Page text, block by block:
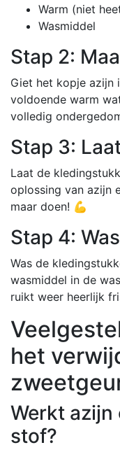
Warm (niet
Wasmiddel
Stap 2:
Giet het kopje azijn
voldoende warm
volledig
Stap 3:
Laat de
oplossing van azijn
maar doen! 💪
Stap 4:
Was de
wasmiddel in de
ruikt weer heerlijk
het
Werkt azijn
stof?